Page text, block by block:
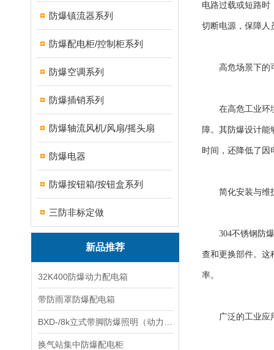
防爆镇流器系列
防爆配电柜/控制柜系列
防爆空调系列
防爆插销系列
防爆轴流风机/风扇/摇头扇
防爆电器
防爆按钮箱/按钮盒系列
三防非标定做
新品推荐
32K400防爆动力配电箱
带防雨罩防爆配电箱
换气站集中防爆配电柜
电路过载或短路时
切断电源，保障人
高危场景下的
在高危工业环境
障。其防爆设计
时间，还降低了因
简化安装与维
304不锈钢防爆
查和更换部件。这
率。
广泛的工业应